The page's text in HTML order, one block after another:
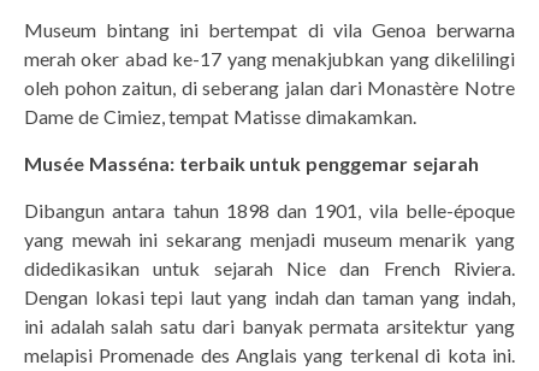
Museum bintang ini bertempat di vila Genoa berwarna
merah oker abad ke-17 yang menakjubkan yang dikelilingi
oleh pohon zaitun, di seberang jalan dari Monastère Notre
Dame de Cimiez, tempat Matisse dimakamkan.
Musée Masséna: terbaik untuk penggemar sejarah
Dibangun antara tahun 1898 dan 1901, vila belle-époque
yang mewah ini sekarang menjadi museum menarik yang
didedikasikan untuk sejarah Nice dan French Riviera.
Dengan lokasi tepi laut yang indah dan taman yang indah,
ini adalah salah satu dari banyak permata arsitektur yang
melapisi Promenade des Anglais yang terkenal di kota ini.